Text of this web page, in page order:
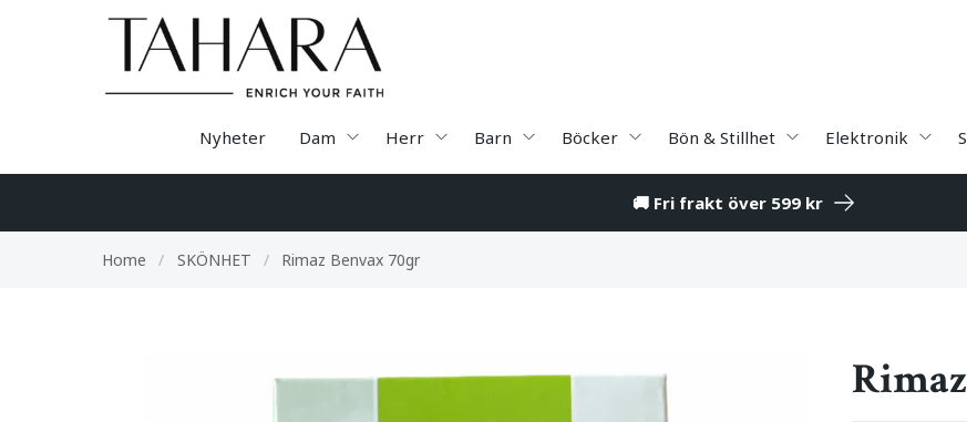
Nyheter Dam Herr Barn Böcker Bön & Stillhet Elektronik
🚚 Fri frakt över 599 kr
Home / SKÖNHET / Rimaz Benvax 70gr